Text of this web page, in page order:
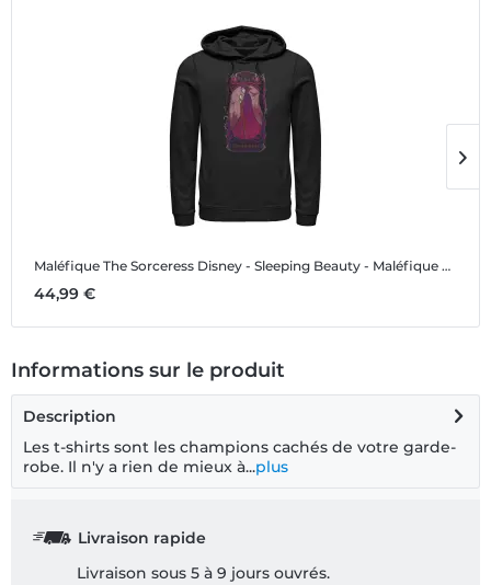
Maléfique The Sorceress Disney - Sleeping Beauty - Maléfique The Sorceress - Unisex Sweat à capuche
44,99 €
Informations sur le produit
Description
Les t-shirts sont les champions cachés de votre garde-
robe. Il n'y a rien de mieux à...plus
Livraison rapide
Livraison sous 5 à 9 jours ouvrés.